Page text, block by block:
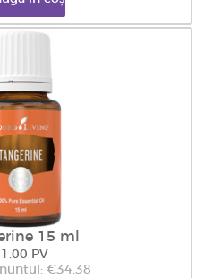
15 ml
PV
€34.38